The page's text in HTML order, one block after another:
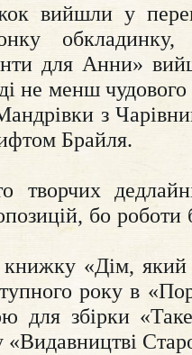
вийшли у
обкладинку,
для Анни»
не менш
з
Брайля.
творчих
бо роботи
книжку «Дім,
року в
для збірки
«Видавництві